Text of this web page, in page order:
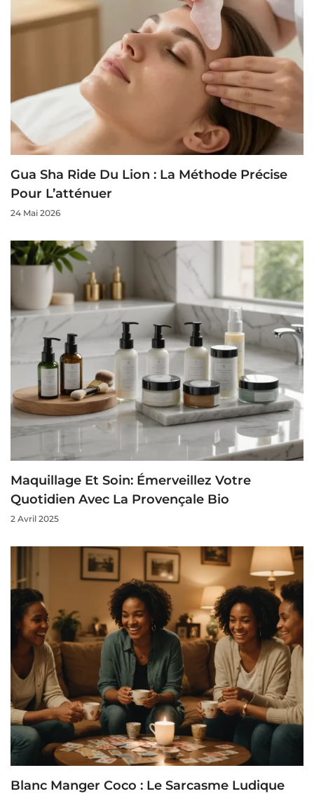
Gua Sha Ride Du Lion : La Méthode Précise
Pour L’atténuer
24 Mai 2026
Maquillage Et Soin: Émerveillez Votre
Quotidien Avec La Provençale Bio
2 Avril 2025
Blanc Manger Coco : Le Sarcasme Ludique